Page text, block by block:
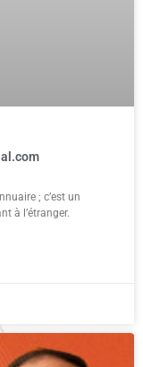
; c’est un
à l’étranger.